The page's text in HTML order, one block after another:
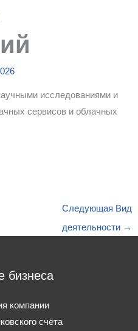
исследованиями и
сервисов и облачных
Следующая Вид
деятельности →
бизнеса
компании
счёта